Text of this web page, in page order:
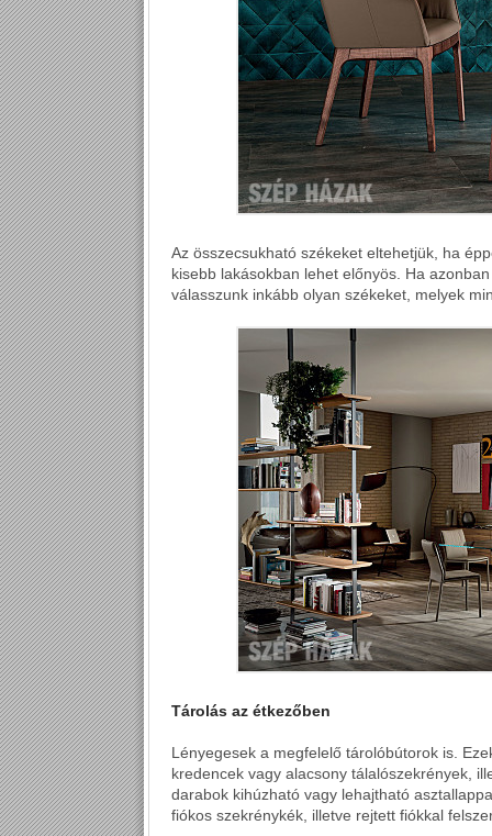
Az összecsukható székeket eltehetjük, ha
kisebb lakásokban lehet előnyös. Ha
válasszunk inkább olyan székeket, melyek
Tárolás az étkezőben
Lényegesek a megfelelő tárolóbútorok is.
kredencek vagy alacsony tálalószekrények,
darabok kihúzható vagy lehajtható
fiókos szekrénykék, illetve rejtett fiókkal